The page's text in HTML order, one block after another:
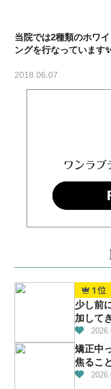
当院では2種類のホワ
ングを行なっています
2018.06.07
少し前
加して
矯正中
焦るこ